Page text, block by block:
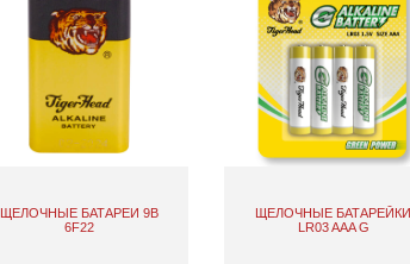
ЩЕЛОЧНЫЕ БАТАРЕИ 9В
6F22
ЩЕЛОЧНЫЕ БАТАРЕЙКИ
LR03 AAA G